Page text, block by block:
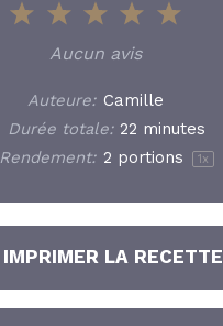
5
4
3
Stars
2
Stars
1
Star
Aucun avis
Auteure: Camille
Durée totale: 22 minutes
Rendement: 2 portions 1 x
IMPRIMER LA RECETTE